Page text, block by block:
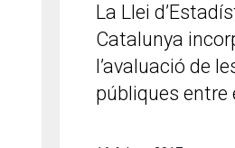
La Llei
Catalunya
l’avaluació de
públiques entre